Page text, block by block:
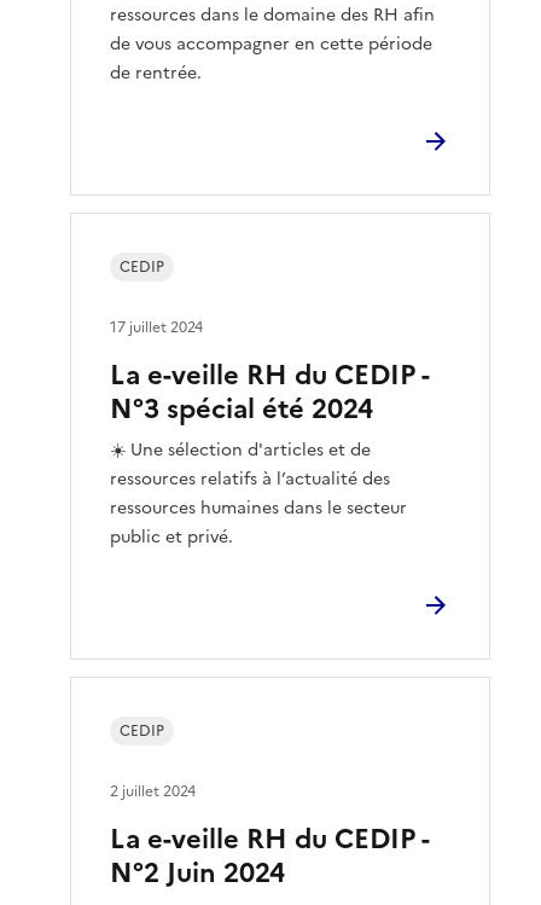
ressources dans le domaine des RH afin
de vous accompagner en cette période
de rentrée.
La e-veille RH du CEDIP -
N°3 spécial été 2024
☀️ Une sélection d'articles et de
ressources relatifs à l’actualité des
ressources humaines dans le secteur
public et privé.
CEDIP
17 juillet 2024
La e-veille RH du CEDIP -
N°2 Juin 2024
CEDIP
2 juillet 2024